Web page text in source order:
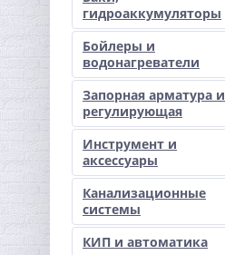
гидроаккумуляторы
Бойлеры и
водонагреватели
Запорная арматура и
регулирующая
Инструмент и
аксессуары
Канализационные
системы
КИП и автоматика